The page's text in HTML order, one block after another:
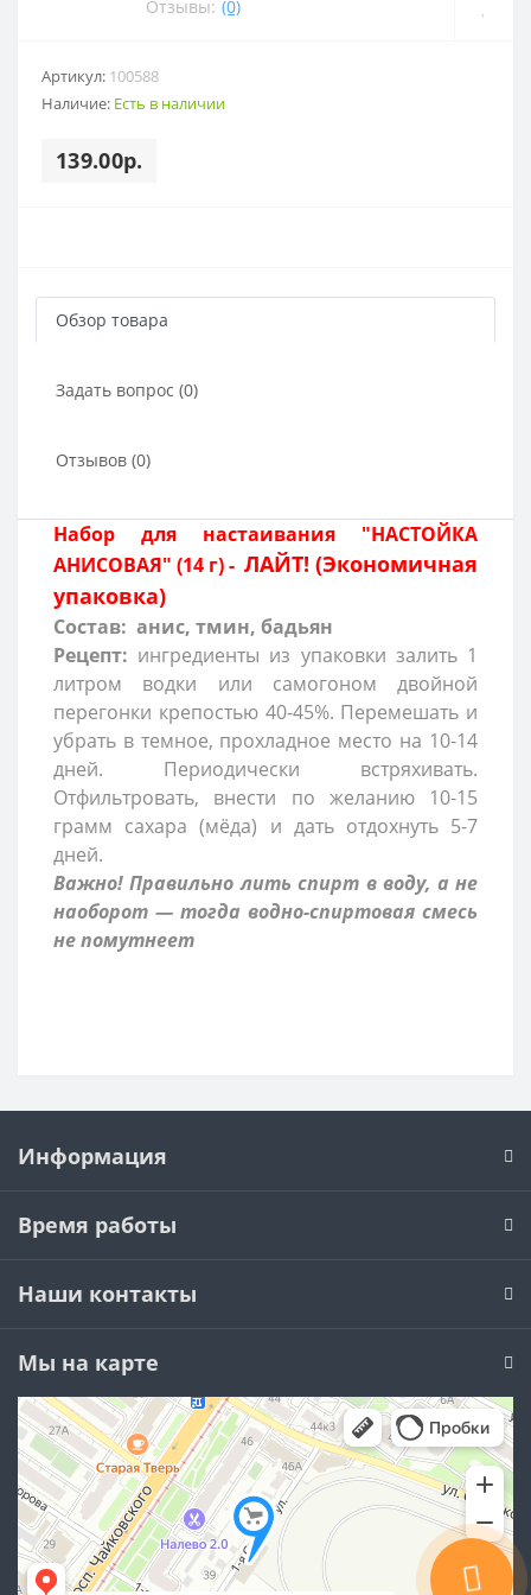
Отзывы: (0)
Артикул: 100588
Наличие: Есть в наличии
139.00р.
Обзор товара
Задать вопрос (0)
Отзывов (0)
Набор для настаивания "НАСТОЙКА
АНИСОВАЯ" (14 г) - ЛАЙТ! (Экономичная
упаковка)
Состав: анис, тмин, бадьян
Рецепт: ингредиенты из упаковки залить 1
литром водки или самогоном двойной
перегонки крепостью 40-45%. Перемешать и
убрать в темное, прохладное место на 10-14
дней. Периодически встряхивать.
Отфильтровать, внести по желанию 10-15
грамм сахара (мёда) и дать отдохнуть 5-7
дней.
Важно! Правильно лить спирт в воду, а не
наоборот — тогда водно-спиртовая смесь
не помутнеет
Информация
Время работы
Наши контакты
Мы на карте